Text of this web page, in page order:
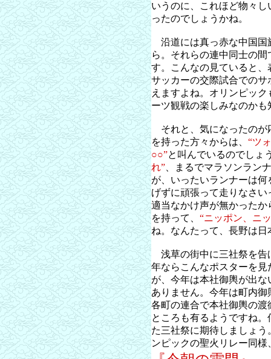
いうのに、これほど物々
ったのでしょうかね。
沿道には真っ赤な中国国
ら。それらの連中同士の
す。こんなの見ていると
サッカーの交際試合での
えますよね。オリンピッ
ーツ観戦の楽しみなのかも
それと、気になったのが
を持った方々からは、 “ツ
○○”と叫んでいるのでしょ
れ”、まるでマラソンラン
が、いったいランナーは
げずに頑張って走りなさ
適当なかけ声が無かった
を持って、 “ニッポン、ニ
ね。なんたって、長野は日
浅草の街中に三社祭を告
年ならこんなポスターを
が、今年は本社御輿が出
ありません。今年は町内
各町の連合で本社御輿の
ところも有るようですね
た三社祭に期待しましょ
ンピックの聖火リレー同